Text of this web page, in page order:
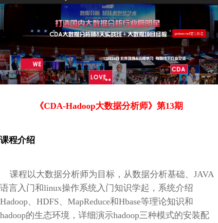
《CDA-Hadoop大数据分析师》第13期
课程介绍
课程以大数据分析师为目标，从数据分析基础、JAVA
语言入门和linux操作系统入门知识学起，系统介绍
Hadoop、HDFS、MapReduce和Hbase等理论知识和
hadoop的生态环境，详细演示hadoop三种模式的安装配